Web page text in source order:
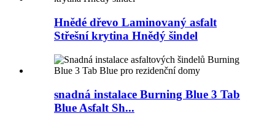
Hnědé dřevo Laminovaný asfalt
Střešní krytina Hnědý šindel
snadná instalace Burning Blue 3 Tab
Blue Asfalt Sh...